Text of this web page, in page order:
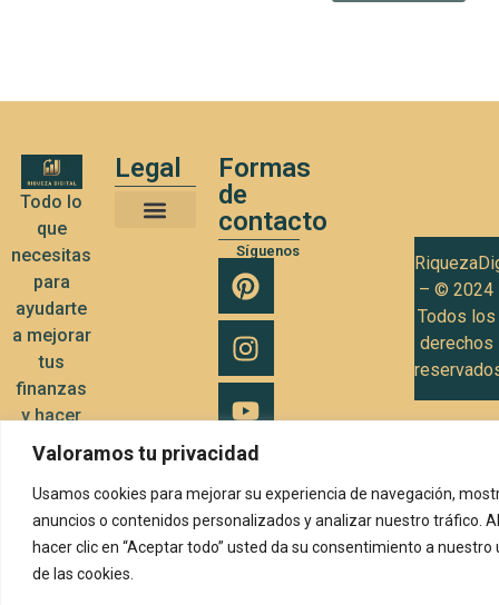
Valoramos tu privacidad
Usamos cookies para mejorar su experiencia de navegación,
anuncios o contenidos personalizados y analizar nuestro tráfico. Al
hacer clic en “Aceptar todo” usted da su consentimiento a nuestro
de las cookies.
Todo lo
que
necesitas
para
ayudarte
a mejorar
tus
finanzas
y hacer
crecer tu
Legal
Formas
de
contacto
Síguenos
– © 2024
Todos los
derechos